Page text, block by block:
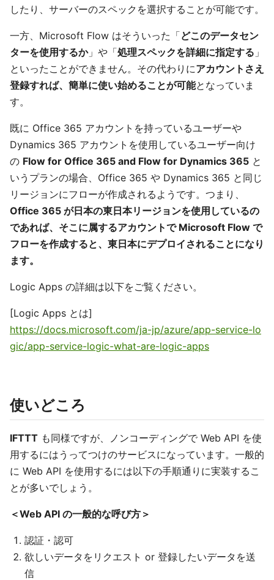
したり、サーバーのスペックを選択することが可能です。
一方、Microsoft Flow はそういった「どこのデータセン
ターを使用するか」や「処理スペックを詳細に指定する 」
といったことができません。その代わりにアカウントさえ
登録すれば、簡単に使い始めることが可能となっていま
す。
既に Office 365 アカウントを持っているユーザーや
Dynamics 365 アカウントを使用しているユーザー向け
の Flow for Office 365 and Flow for Dynamics 365 と
いうプランの場合、Office 365 や Dynamics 365 と同じ
リージョンにフローが作成されるようです。つまり、
Office 365 が日本の東日本リージョンを使用しているの
であれば、そこに属するアカウントで Microsoft Flow で
フローを作成すると、東日本にデプロイされることになり
ます。
Logic Apps の詳細は以下をご覧ください。
[Logic Apps とは]
https://docs.microsoft.com/ja-jp/azure/app-service-lo
gic/app-service-logic-what-are-logic-apps
使いどころ
IFTTT も同様ですが、ノンコーディングで Web API を使
用するにはうってつけのサービスになっています。一般的
に Web API を使用するには以下の手順通りに実装するこ
とが多いでしょう。
＜Web API の一般的な呼び方＞
認証・認可
欲しいデータをリクエスト or 登録したいデータを送
信